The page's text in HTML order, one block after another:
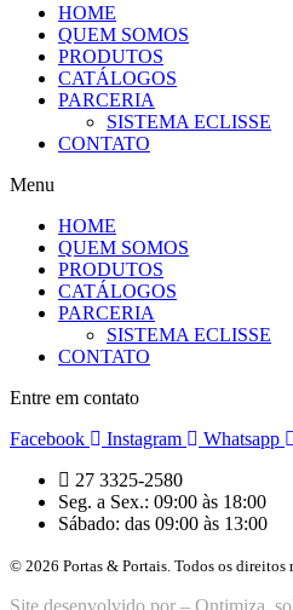
HOME
QUEM SOMOS
PRODUTOS
CATÁLOGOS
PARCERIA
SISTEMA ECLISSE
CONTATO
Menu
HOME
QUEM SOMOS
PRODUTOS
CATÁLOGOS
PARCERIA
SISTEMA ECLISSE
CONTATO
Entre em contato
Facebook
Instagram
Whatsapp
27 3325-2580
Seg. a Sex.: 09:00 às 18:00
Sábado: das 09:00 às 13:00
© 2026 Portas & Portais. Todos os direitos
Site desenvolvido por – Ontimiza